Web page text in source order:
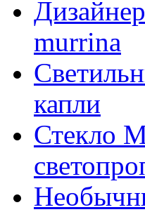
murrina
капли
Стекло